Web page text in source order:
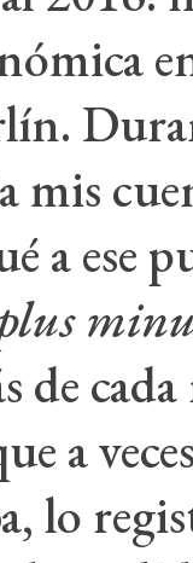
mis
a ese
de
a
lo